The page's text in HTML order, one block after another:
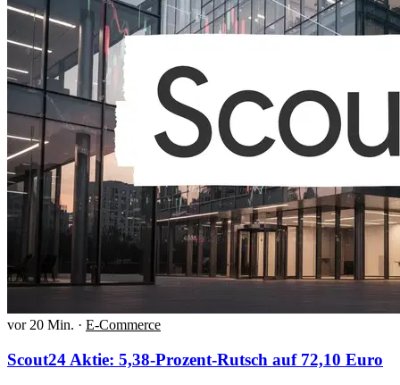
vor 20 Min. · E-Commerce
Scout24 Aktie: 5,38-Prozent-Rutsch auf 72,10 Euro